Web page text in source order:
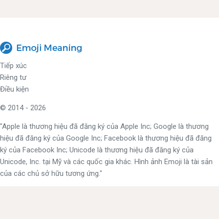
Tiếp xúc
Riêng tư
Điều kiện
© 2014 - 2026
"Apple là thương hiệu đã đăng ký của Apple Inc; Google là thương
hiệu đã đăng ký của Google Inc; Facebook là thương hiệu đã đăng
ký của Facebook Inc; Unicode là thương hiệu đã đăng ký của
Unicode, Inc. tại Mỹ và các quốc gia khác. Hình ảnh Emoji là tài sản
của các chủ sở hữu tương ứng."